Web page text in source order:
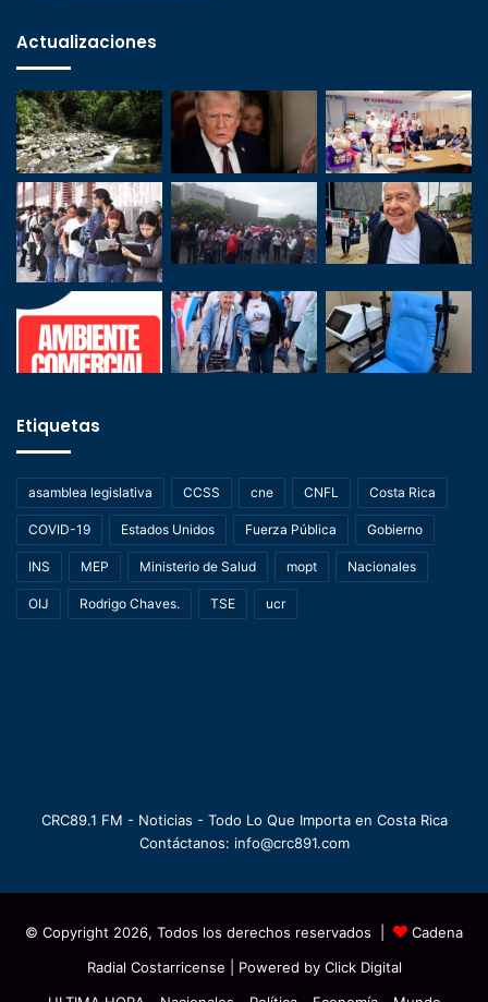
Actualizaciones
Etiquetas
asamblea legislativa CCSS cne CNFL Costa Rica
COVID-19 Estados Unidos Fuerza Pública Gobierno
INS MEP Ministerio de Salud mopt Nacionales
OIJ Rodrigo Chaves. TSE ucr
CRC89.1 FM - Noticias - Todo Lo Que Importa en Costa Rica
Contáctanos: info@crc891.com
© Copyright 2026, Todos los derechos reservados |
Cadena
Radial Costarricense | Powered by Click Digital